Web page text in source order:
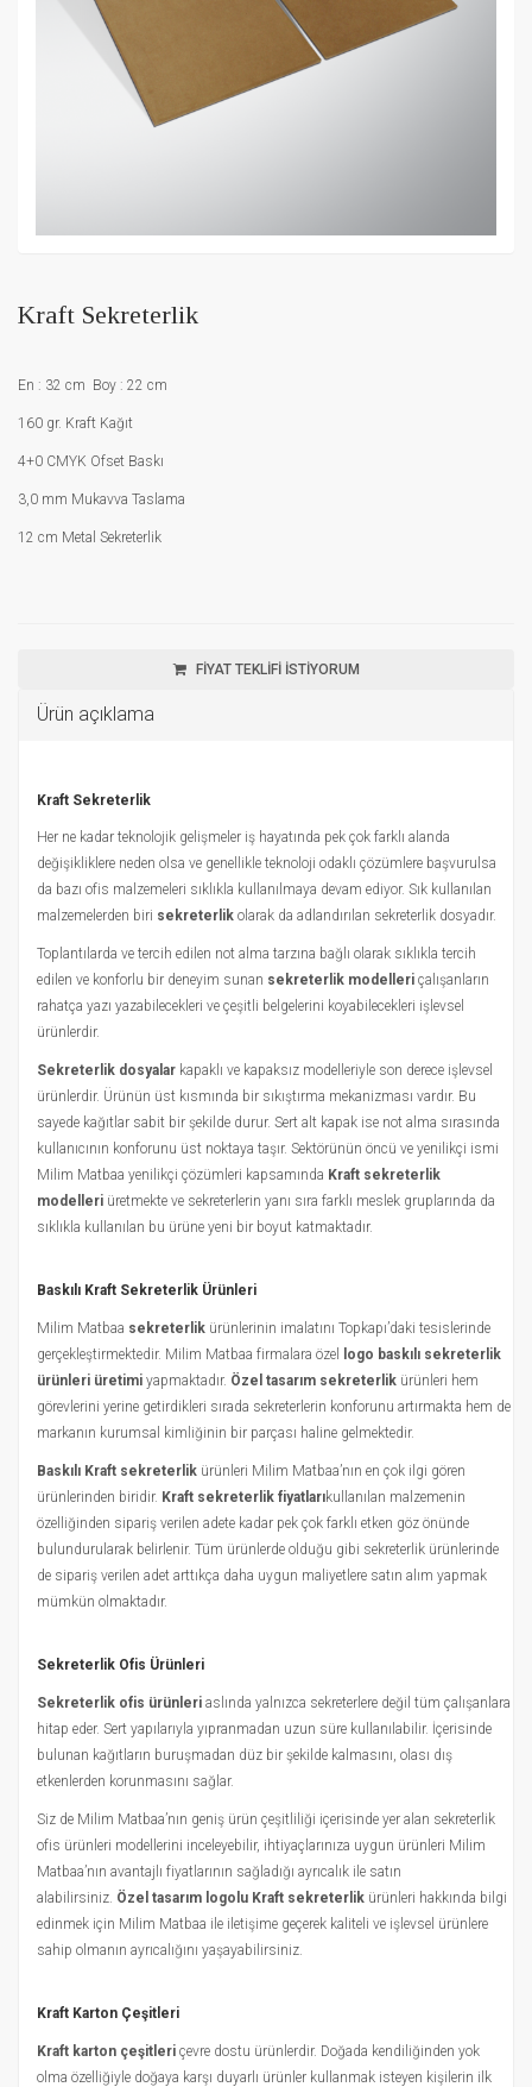
Kraft Sekreterlik
En : 32 cm Boy : 22 cm
160 gr. Kraft Kağıt
4+0 CMYK Ofset Baskı
3,0 mm Mukavva Taslama
12 cm Metal Sekreterlik
FİYAT TEKLİFİ İSTİYORUM
Ürün açıklama
Kraft Sekreterlik
Her ne kadar teknolojik gelişmeler iş hayatında pek çok farklı alanda
değişikliklere neden olsa ve genellikle teknoloji odaklı çözümlere başvurulsa
da bazı ofis malzemeleri sıklıkla kullanılmaya devam ediyor. Sık kullanılan
malzemelerden biri sekreterlik olarak da adlandırılan sekreterlik dosyadır.
Toplantılarda ve tercih edilen not alma tarzına bağlı olarak sıklıkla tercih
edilen ve konforlu bir deneyim sunan sekreterlik modelleri çalışanların
rahatça yazı yazabilecekleri ve çeşitli belgelerini koyabilecekleri işlevsel
ürünlerdir.
Sekreterlik dosyalar kapaklı ve kapaksız modelleriyle son derece işlevsel
ürünlerdir. Ürünün üst kısmında bir sıkıştırma mekanizması vardır. Bu
sayede kağıtlar sabit bir şekilde durur. Sert alt kapak ise not alma sırasında
kullanıcının konforunu üst noktaya taşır. Sektörünün öncü ve yenilikçi ismi
Milim Matbaa yenilikçi çözümleri kapsamında Kraft sekreterlik
modelleri üretmekte ve sekreterlerin yanı sıra farklı meslek gruplarında da
sıklıkla kullanılan bu ürüne yeni bir boyut katmaktadır.
Baskılı Kraft Sekreterlik Ürünleri
Milim Matbaa sekreterlik ürünlerinin imalatını Topkapı’daki tesislerinde
gerçekleştirmektedir. Milim Matbaa firmalara özel
logo baskılı sekreterlik
ürünleri üretimi yapmaktadır. Özel tasarım sekreterlik ürünleri hem
görevlerini yerine getirdikleri sırada sekreterlerin konforunu artırmakta hem de
markanın kurumsal kimliğinin bir parçası haline gelmektedir.
Baskılı Kraft sekreterlik ürünleri Milim Matbaa’nın en çok ilgi gören
ürünlerinden biridir. Kraft sekreterlik fiyatlarıkullanılan malzemenin
özelliğinden sipariş verilen adete kadar pek çok farklı etken göz önünde
bulundurularak belirlenir. Tüm ürünlerde olduğu gibi sekreterlik ürünlerinde
de sipariş verilen adet arttıkça daha uygun maliyetlere satın alım yapmak
mümkün olmaktadır.
Sekreterlik Ofis Ürünleri
Sekreterlik ofis ürünleri aslında yalnızca sekreterlere değil tüm çalışanlara
hitap eder. Sert yapılarıyla yıpranmadan uzun süre kullanılabilir. İçerisinde
bulunan kağıtların buruşmadan düz bir şekilde kalmasını, olası dış
etkenlerden korunmasını sağlar.
Siz de Milim Matbaa’nın geniş ürün çeşitliliği içerisinde yer alan sekreterlik
ofis ürünleri modellerini inceleyebilir, ihtiyaçlarınıza uygun ürünleri Milim
Matbaa’nın avantajlı fiyatlarının sağladığı ayrıcalık ile satın
alabilirsiniz. Özel tasarım logolu Kraft sekreterlik ürünleri hakkında bilgi
edinmek için Milim Matbaa ile iletişime geçerek kaliteli ve işlevsel ürünlere
sahip olmanın ayrıcalığını yaşayabilirsiniz.
Kraft Karton Çeşitleri
Kraft karton çeşitleri çevre dostu ürünlerdir. Doğada kendiliğinden yok
olma özelliğiyle doğaya karşı duyarlı ürünler kullanmak isteyen kişilerin ilk